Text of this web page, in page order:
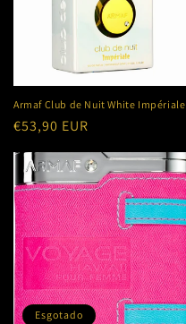
Armaf Club de Nuit White Impériale
Preço
€53,90 EUR
Esgotado